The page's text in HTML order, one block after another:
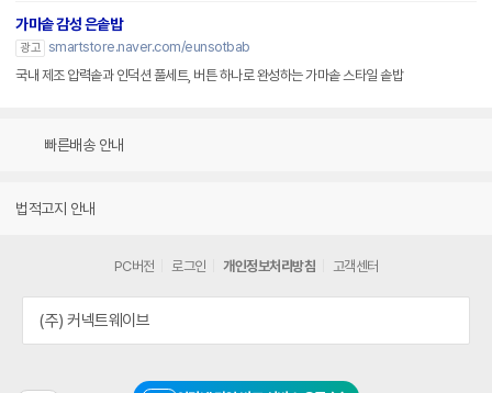
가마솥 감성 은솥밥
광고 smartstore.naver.com/eunsotbab
국내 제조 압력솥과 인덕션 풀세트, 버튼 하나로 완성하는 가마솥 스타일 솥밥
빠른배송 안내
법적고지 안내
PC버전 로그인 개인정보처리방침 고객센터
(주) 커넥트웨이브